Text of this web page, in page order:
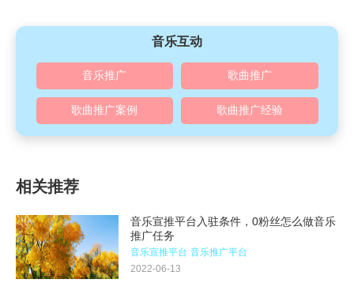
音乐互动
音乐推广 歌曲推广
歌曲推广案例 歌曲推广经验
相关推荐
音乐宣推平台入驻条件，0粉丝怎么做音乐
推广任务
音乐宣推平台 音乐推广平台
2022-06-13